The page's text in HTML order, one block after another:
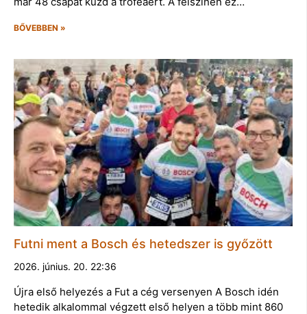
BŐVEBBEN »
Futni ment a Bosch és hetedszer is győzött
2026. június. 20. 22:36
Újra első helyezés a Fut a cég versenyen A Bosch idén
hetedik alkalommal végzett első helyen a több mint 860